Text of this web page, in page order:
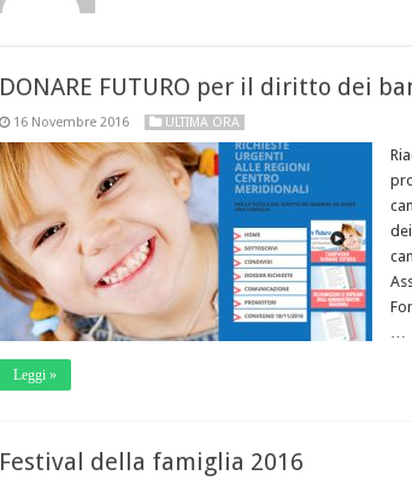
DONARE FUTURO per il diritto dei
16 Novembre 2016 ULTIMA ORA
…
Leggi »
Festival della famiglia 2016